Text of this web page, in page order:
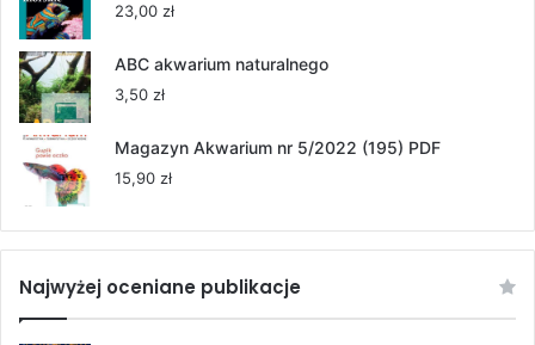
23,00 zł
ABC akwarium naturalnego
3,50 zł
Magazyn Akwarium nr 5/2022 (195) PDF
15,90 zł
Najwyżej oceniane publikacje